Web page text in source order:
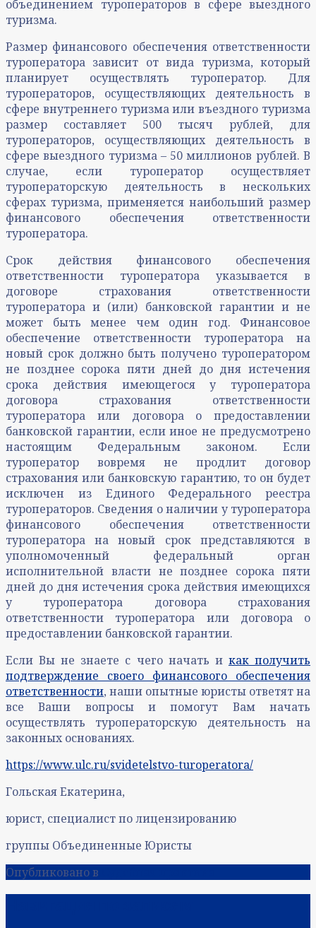
объединением туроператоров в сфере выездного
туризма.
Размер финансового обеспечения ответственности
туроператора зависит от вида туризма, который
планирует осуществлять туроператор. Для
туроператоров, осуществляющих деятельность в
сфере внутреннего туризма или въездного туризма
размер составляет 500 тысяч рублей, для
туроператоров, осуществляющих деятельность в
сфере выездного туризма – 50 миллионов рублей. В
случае, если туроператор осуществляет
туроператорскую деятельность в нескольких
сферах туризма, применяется наибольший размер
финансового обеспечения ответственности
туроператора.
Срок действия финансового обеспечения
ответственности туроператора указывается в
договоре страхования ответственности
туроператора и (или) банковской гарантии и не
может быть менее чем один год. Финансовое
обеспечение ответственности туроператора на
новый срок должно быть получено туроператором
не позднее сорока пяти дней до дня истечения
срока действия имеющегося у туроператора
договора страхования ответственности
туроператора или договора о предоставлении
банковской гарантии, если иное не предусмотрено
настоящим Федеральным законом. Если
туроператор вовремя не продлит договор
страхования или банковскую гарантию, то он будет
исключен из Единого Федерального реестра
туроператоров. Сведения о наличии у туроператора
финансового обеспечения ответственности
туроператора на новый срок представляются в
уполномоченный федеральный орган
исполнительной власти не позднее сорока пяти
дней до дня истечения срока действия имеющихся
у туроператора договора страхования
ответственности туроператора или договора о
предоставлении банковской гарантии.
Если Вы не знаете с чего начать и как получить
подтверждение своего финансового обеспечения
ответственности, наши опытные юристы ответят на
все Ваши вопросы и помогут Вам начать
осуществлять туроператорскую деятельность на
законных основаниях.
https://www.ulc.ru/svidetelstvo-turoperatora/
Гольская Екатерина,
юрист, специалист по лицензированию
группы Объединенные Юристы
Опубликовано в